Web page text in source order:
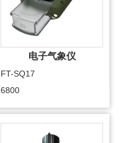
电子气象仪
FT-SQ17
6800